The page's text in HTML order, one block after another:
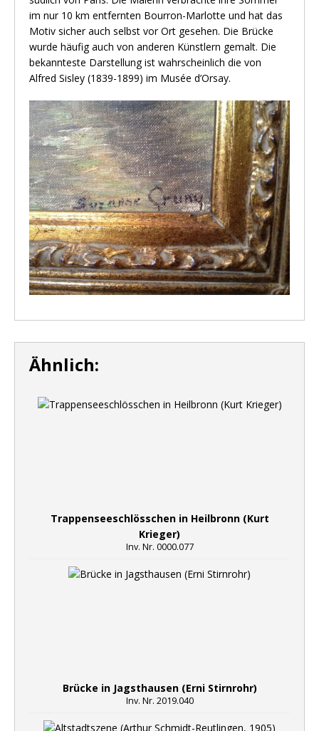
im nur 10 km entfernten Bourron-Marlotte und hat das
Motiv sicher auch selbst vor Ort gesehen. Die Brücke
wurde häufig auch von anderen Künstlern gemalt. Die
bekannteste Darstellung ist wahrscheinlich die von
Alfred Sisley (1839-1899) im Musée d’Orsay.
Ähnlich:
Trappenseeschlösschen in Heilbronn (Kurt
Krieger)
Inv. Nr. 0000.077
Brücke in Jagsthausen (Erni Stirnrohr)
Inv. Nr. 2019.040